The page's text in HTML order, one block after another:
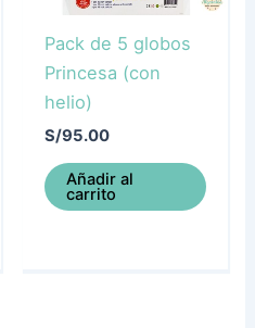
Pack de 5 globos
Princesa (con
helio)
S/95.00
Añadir al
carrito